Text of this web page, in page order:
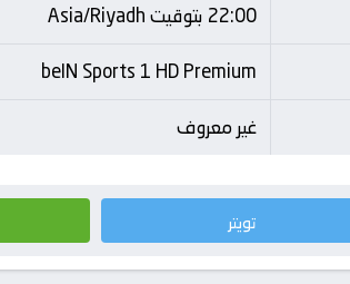
22:00 بتوقيت Asia/Riyadh
beIN Sports 1 HD Premium
غير معروف
تويتر